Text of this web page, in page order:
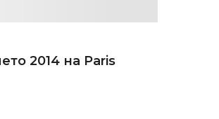
2014 на Paris